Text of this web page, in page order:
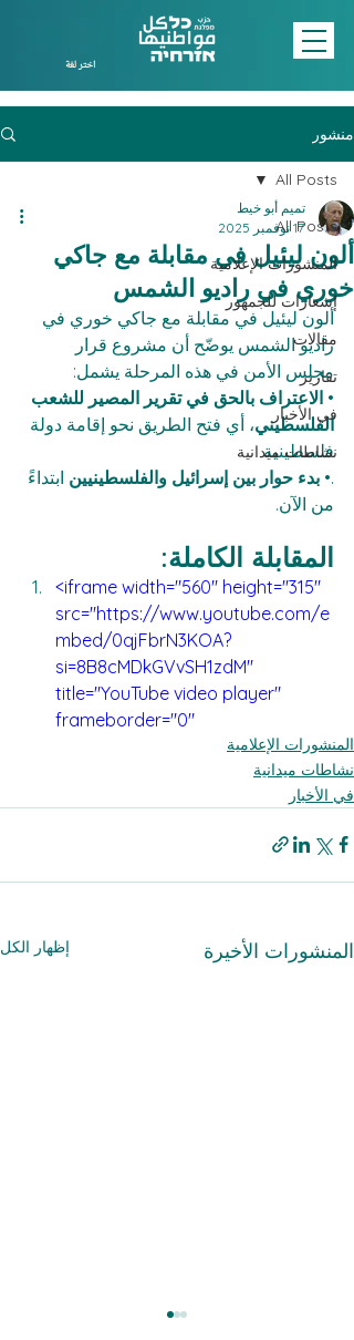
اختر لغة
منشور
All Posts
المنشورات الإعلامية
إشعارات للجمهور
مقالات
تقارير
في الأخبار
نشاطات ميدانية
All Posts
ألون ليئيل في مقابلة مع جاكي
خوري في راديو الشمس
تميم أبو خيط
17 نوفمبر 2025
ألون ليئيل في مقابلة مع جاكي خوري في
راديو الشمس يوضّح أن مشروع قرار
مجلس الأمن في هذه المرحلة يشمل:
• الاعتراف بالحق في تقرير المصير للشعب
الفلسطيني، أي فتح الطريق نحو إقامة دولة
فلسطينية
.• بدء حوار بين إسرائيل والفلسطينيين ابتداءً
من الآن.
المقابلة الكاملة:
<iframe width="560" height="315"
src="https://www.youtube.com/e
mbed/0qjFbrN3KOA?
si=8B8cMDkGVvSH1zdM"
title="YouTube video player"
frameborder="0"
allow="accelerometer; autoplay;
clipboard-write; encrypted-
media; gyroscope; picture-in-
referrerpolicy="strict-origin-when-
cross-origin" allowfullscreen>
المنشورات الإعلامية
نشاطات ميدانية
في الأخبار
المنشورات الأخيرة إظهار الكل